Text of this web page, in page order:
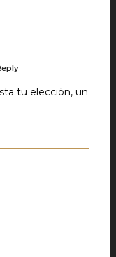
tu elección, un